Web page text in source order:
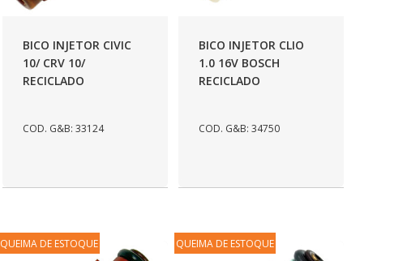
BICO INJETOR CIVIC
10/ CRV 10/
RECICLADO
COD. G&B: 33124
BICO INJETOR CLIO
1.0 16V BOSCH
RECICLADO
COD. G&B: 34750
QUEIMA DE ESTOQUE QUEIMA DE ESTOQUE